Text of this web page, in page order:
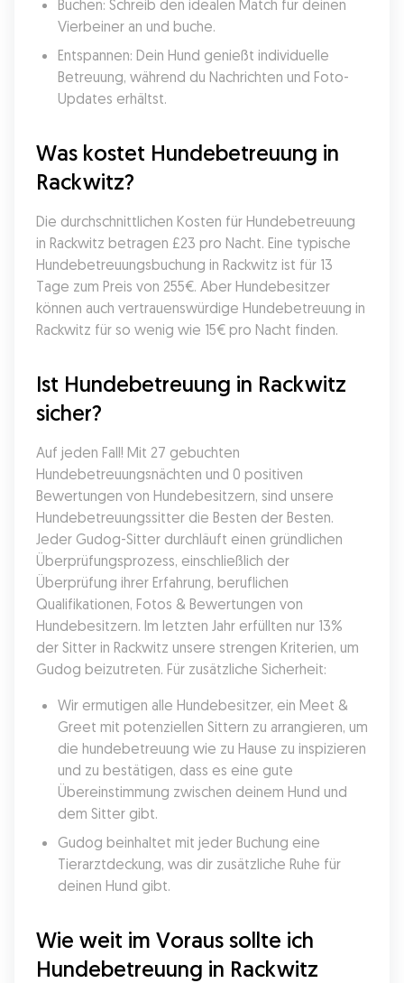
Buchen: Schreib den idealen Match für deinen
Vierbeiner an und buche.
Entspannen: Dein Hund genießt individuelle
Betreuung, während du Nachrichten und Foto-
Updates erhältst.
Was kostet Hundebetreuung in
Rackwitz?
Die durchschnittlichen Kosten für Hundebetreuung
in Rackwitz betragen £23 pro Nacht. Eine typische
Hundebetreuungsbuchung in Rackwitz ist für 13
Tage zum Preis von 255€. Aber Hundebesitzer
können auch vertrauenswürdige Hundebetreuung in
Rackwitz für so wenig wie 15€ pro Nacht finden.
Ist Hundebetreuung in Rackwitz
sicher?
Auf jeden Fall! Mit 27 gebuchten
Hundebetreuungsnächten und 0 positiven
Bewertungen von Hundebesitzern, sind unsere
Hundebetreuungssitter die Besten der Besten.
Jeder Gudog-Sitter durchläuft einen gründlichen
Überprüfungsprozess, einschließlich der
Überprüfung ihrer Erfahrung, beruflichen
Qualifikationen, Fotos & Bewertungen von
Hundebesitzern. Im letzten Jahr erfüllten nur 13%
der Sitter in Rackwitz unsere strengen Kriterien, um
Gudog beizutreten. Für zusätzliche Sicherheit:
Wir ermutigen alle Hundebesitzer, ein Meet &
Greet mit potenziellen Sittern zu arrangieren, um
die hundebetreuung wie zu Hause zu inspizieren
und zu bestätigen, dass es eine gute
Übereinstimmung zwischen deinem Hund und
dem Sitter gibt.
Gudog beinhaltet mit jeder Buchung eine
Tierarztdeckung, was dir zusätzliche Ruhe für
deinen Hund gibt.
Wie weit im Voraus sollte ich
Hundebetreuung in Rackwitz